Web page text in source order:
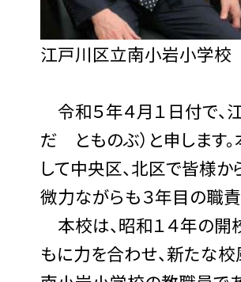
江戸川区立南小岩小
令和５年４月１日付で
だ とものぶ）と申します
して中央区、北区で皆様
微力ながらも３年目の職
本校は、昭和１４年の開
もに力を合わせ、新たな